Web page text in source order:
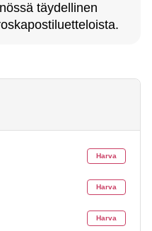
täydellinen
Harva
Harva
Harva